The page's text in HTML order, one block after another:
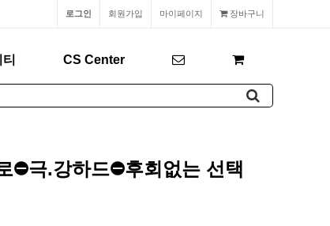
장바구니
마이페이지
회원가입
로그인
CS Center
⛔극.강하드⛔후회없는 선택